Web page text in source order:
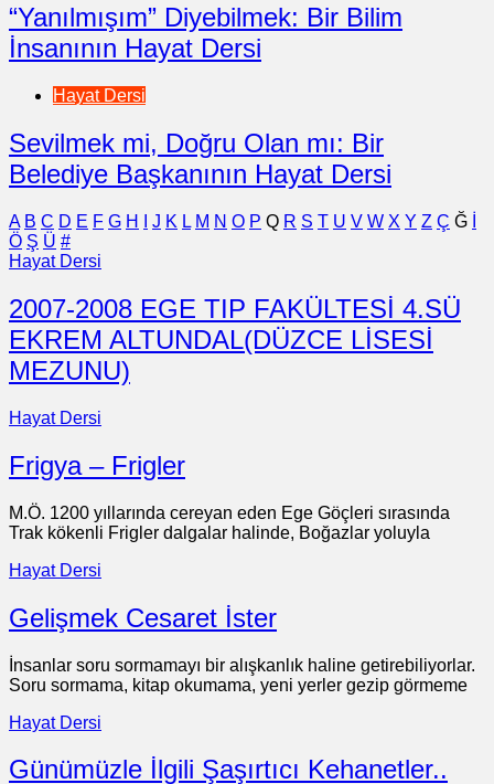
“Yanılmışım” Diyebilmek: Bir Bilim
İnsanının Hayat Dersi
Hayat Dersi
Sevilmek mi, Doğru Olan mı: Bir
Belediye Başkanının Hayat Dersi
A B C D E F G H J K L M N O P Q R S T U V W X Y Z Ç Ğ
Ö Ş Ü #
Hayat Dersi
2007-2008 EGE TIP FAKÜLTESİ 4.SÜ
EKREM ALTUNDAL(DÜZCE LİSESİ
MEZUNU)
Hayat Dersi
Frigya – Frigler
M.Ö. 1200 yıllarında cereyan eden Ege Göçleri sırasında
Trak kökenli Frigler dalgalar halinde, Boğazlar yoluyla
Hayat Dersi
Gelişmek Cesaret İster
İnsanlar soru sormamayı bir alışkanlık haline getirebiliyorlar.
Soru sormama, kitap okumama, yeni yerler gezip görmeme
Hayat Dersi
Günümüzle İlgili Şaşırtıcı Kehanetler..